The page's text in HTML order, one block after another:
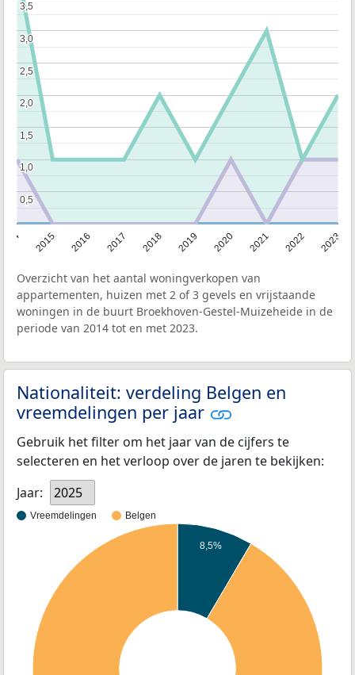
2015 2016 2017 2018 2019 2020 2021 2022 2023
0,5
0,5
1,0
1,0
1,5
1,5
2,0
2,0
2,5
2,5
3,0
3,0
3,5
3,5
Overzicht van het aantal woningverkopen van
appartementen, huizen met 2 of 3 gevels en vrijstaande
woningen in de buurt Broekhoven-Gestel-Muizeheide in de
periode van 2014 tot en met 2023.
Nationaliteit: verdeling Belgen en
vreemdelingen per jaar
Gebruik het filter om het jaar van de cijfers te
selecteren en het verloop over de jaren te bekijken:
Jaar:
2025
Vreemdelingen Belgen
8,5%